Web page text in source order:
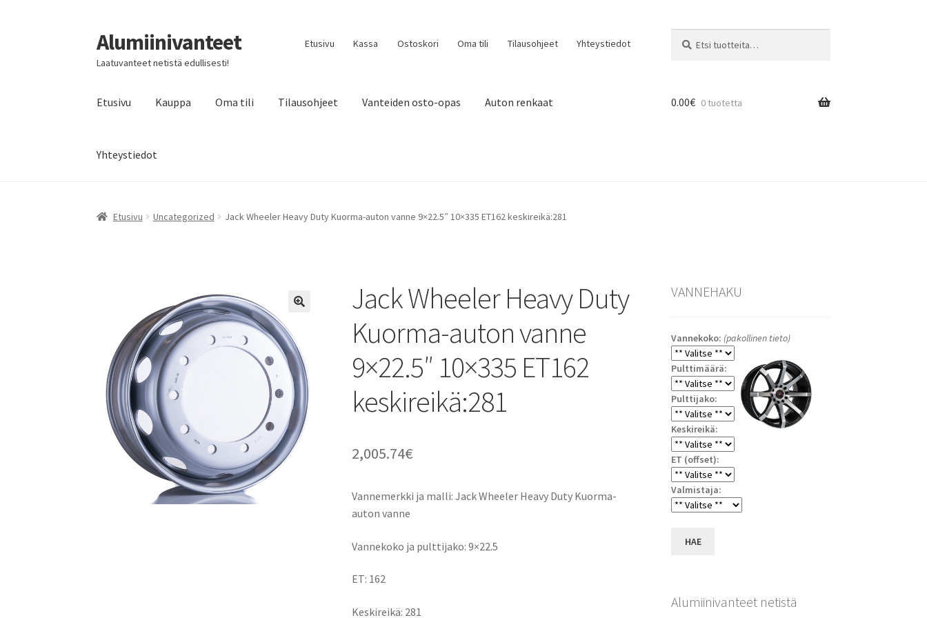
Siirry
navigointiin
Siirry
sisältöön
Alumiinivanteet
Laatuvanteet netistä edullisesti!
Etusivu Kassa Ostoskori Oma tili Tilausohjeet Yhteystiedot
Etusivu Kauppa Oma tili Tilausohjeet Vanteiden osto-opas Auton renkaat
Yhteystiedot
0.00€ 0 tuotetta
Etusivu Uncategorized Jack Wheeler Heavy Duty Kuorma-auton vanne 9×22.5″ 10×335 ET162 keskireikä:281
Jack Wheeler Heavy Duty
Kuorma-auton vanne
9×22.5″ 10×335 ET162
keskireikä:281
2,005.74€
Vannemerkki ja malli: Jack Wheeler Heavy Duty Kuorma-
auton vanne
Vannekoko ja pulttijako: 9×22.5
ET: 162
Keskireikä: 281
VANNEHAKU
Vannekoko: (pakollinen tieto)
Pulttimäärä:
Pulttijako:
Keskireikä:
ET (offset):
Valmistaja:
HAE
Alumiinivanteet netistä